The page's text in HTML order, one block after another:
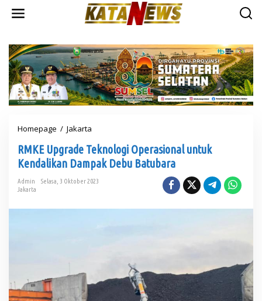
Homepage / Jakarta
K
E
U
p
o
RMKE Upgrade Teknologi Operasional untuk
Kendalikan Dampak Debu Batubara
Admin
Selasa, 3 Oktober 2023
Jakarta